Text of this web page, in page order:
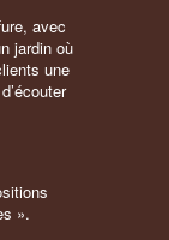
avec
jardin où
une
».